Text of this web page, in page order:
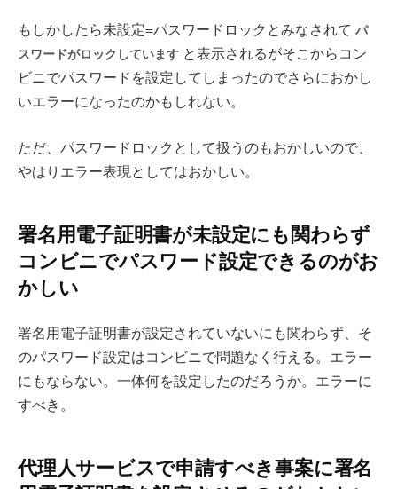
もしかしたら未設定=パスワードロックとみなされて パ
スワードがロックしています と表示されるがそこからコン
ビニでパスワードを設定してしまったのでさらにおかし
いエラーになったのかもしれない。
ただ、パスワードロックとして扱うのもおかしいので、
やはりエラー表現としてはおかしい。
署名用電子証明書が未設定にも関わらず
コンビニでパスワード設定できるのがお
かしい
署名用電子証明書が設定されていないにも関わらず、そ
のパスワード設定はコンビニで問題なく行える。エラー
にもならない。一体何を設定したのだろうか。エラーに
すべき。
代理人サービスで申請すべき事案に署名